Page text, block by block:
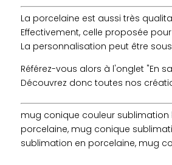
La porcelaine est aussi très
Effectivement, celle proposée
La personnalisation peut être
Référez-vous alors à l'onglet "En
Découvrez donc toutes nos
mug conique couleur
porcelaine, mug conique
sublimation en porcelaine, mug